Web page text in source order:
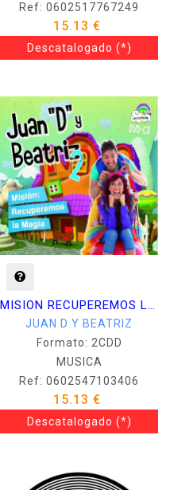
Ref: 0602517767249
15.13 €
Descatalogado (*)
MISION RECUPEREMOS LA MAGIA -CD +DVD-
JUAN D Y BEATRIZ
Formato: 2CDD
MUSICA
Ref: 0602547103406
15.13 €
Descatalogado (*)